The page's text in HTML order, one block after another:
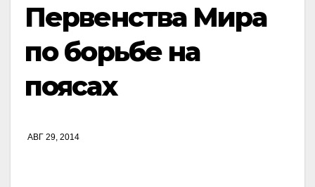
Первенства Мира
по борьбе на
поясах
АВГ 29, 2014